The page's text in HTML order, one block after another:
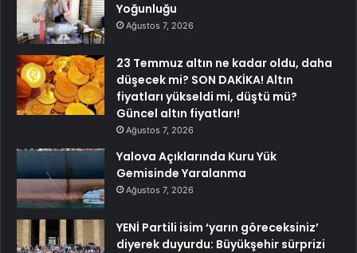
Yoğunluğu
Ağustos 7, 2026
23 Temmuz altın ne kadar oldu, daha
düşecek mi? SON DAKİKA! Altın
fiyatları yükseldi mi, düştü mü?
Güncel altın fiyatları!
Ağustos 7, 2026
Yalova Açıklarında Kuru Yük
Gemisinde Yaralanma
Ağustos 7, 2026
YENİ Partili isim ‘yarın göreceksiniz’
diyerek duyurdu: Büyükşehir sürprizi